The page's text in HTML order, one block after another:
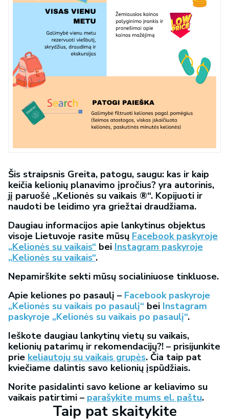
Šis straipsnis Greita, patogu, saugu: kas ir kaip
keičia kelionių planavimo įpročius? yra autorinis,
jį paruošė „Kelionės su vaikais ®“. Kopijuoti ir
naudoti be leidimo yra griežtai draudžiama.
Daugiau informacijos apie lankytinus objektus
visoje Lietuvoje rasite mūsų Facebook paskyroje
„Kelionės su vaikais“ bei Instagram paskyroje
„Kelionės su vaikais“.
Nepamirškite sekti mūsų socialiniuose tinkluose.
Apie keliones po pasaulį – Facebook paskyroje
„Kelionės su vaikais po pasaulį“ bei Instagram
paskyroje „Kelionės su vaikais po pasaulį“.
Ieškote daugiau lankytinų vietų su vaikais,
kelionių patarimų ir rekomendacijų?! – prisijunkite
prie keliautojų su vaikais grupės. Čia taip pat
kviečiame dalintis savo kelionių įspūdžiais.
Norite pasidalinti savo kelione ar keliavimo su
vaikais patirtimi – parašykite mums el. paštu.
Taip pat skaitykite